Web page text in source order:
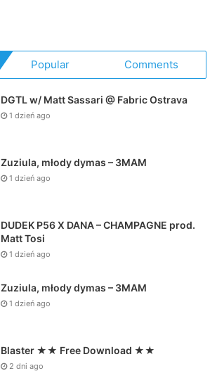
Popular Comments
DGTL w/ Matt Sassari @ Fabric Ostrava
1 dzień ago
Zuziula, młody dymas – 3MAM
1 dzień ago
DUDEK P56 X DANA – CHAMPAGNE prod.
Matt Tosi
1 dzień ago
Zuziula, młody dymas – 3MAM
1 dzień ago
Blaster ★★ Free Download ★★
2 dni ago